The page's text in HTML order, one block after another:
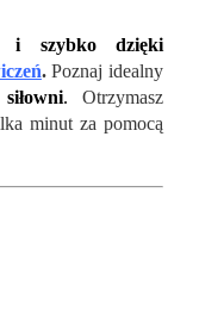
i szybko dzięki
.Poznaj idealny
. Otrzymasz
minut za pomocą